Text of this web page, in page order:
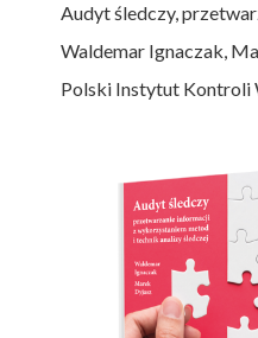
Audyt śledczy,
Waldemar Ignaczak,
Polski Instytut Kontroli